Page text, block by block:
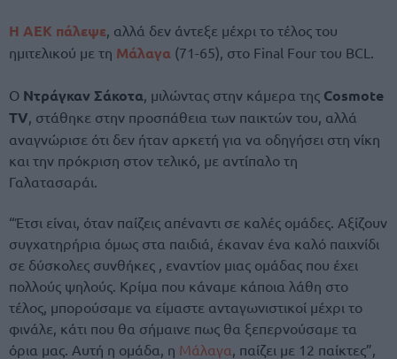
Η ΑΕΚ πάλεψε, αλλά δεν άντεξε μέχρι το τέλος του
ημιτελικού με τη Μάλαγα (71-65), στο Final Four του BCL.
Ο Ντράγκαν Σάκοτα , μιλώντας στην κάμερα της Cosmote
TV , στάθηκε στην προσπάθεια των παικτών του, αλλά
αναγνώρισε ότι δεν ήταν αρκετή για να οδηγήσει στη νίκη
και την πρόκριση στον τελικό, με αντίπαλο τη
Γαλατασαράι.
“Έτσι είναι, όταν παίζεις απέναντι σε καλές ομάδες. Αξίζουν
συγχατηρήρια όμως στα παιδιά, έκαναν ένα καλό παιχνίδι
σε δύσκολες συνθήκες , εναντίον μιας ομάδας που έχει
πολλούς ψηλούς. Κρίμα που κάναμε κάποια λάθη στο
τέλος, μπορούσαμε να είμαστε ανταγωνιστικοί μέχρι το
φινάλε, κάτι που θα σήμαινε πως θα ξεπερνούσαμε τα
όρια μας. Αυτή η ομάδα, η Μάλαγα , παίζει με 12 παίκτες”,